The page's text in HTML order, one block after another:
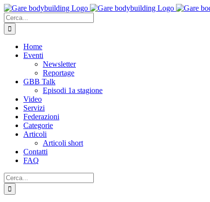
Salta
al
contenuto
Cerca
per:
Home
Eventi
Newsletter
Reportage
GBB Talk
Episodi 1a stagione
Video
Servizi
Federazioni
Categorie
Articoli
Articoli short
Contatti
FAQ
Cerca
per: